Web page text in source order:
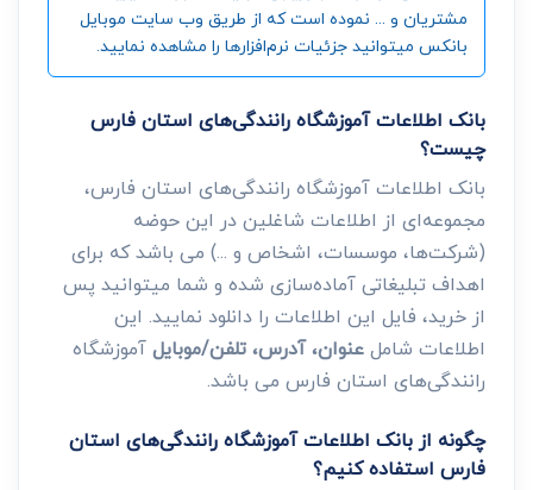
مشتریان و ... نموده است که از طریق وب سایت موبایل
بانکس میتوانید جزئیات نرم‌افزارها را مشاهده نمایید.
بانک اطلاعات آموزشگاه رانندگی‌های استان فارس
چیست؟
بانک اطلاعات آموزشگاه رانندگی‌های استان فارس،
مجموعه‌ای از اطلاعات شاغلین در این حوضه
(شرکت‌ها، موسسات، اشخاص و ...) می باشد که برای
اهداف تبلیغاتی آماده‌سازی شده و شما میتوانید پس
از خرید، فایل این اطلاعات را دانلود نمایید. این
اطلاعات شاملعنوان، آدرس، تلفن/موبایلآموزشگاه
رانندگی‌های استان فارس می باشد.
چگونه از بانک اطلاعات آموزشگاه رانندگی‌های استان
فارس استفاده کنیم؟